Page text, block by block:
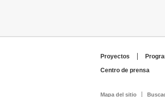
Proyectos
Centro de prensa
Mapa del sitio